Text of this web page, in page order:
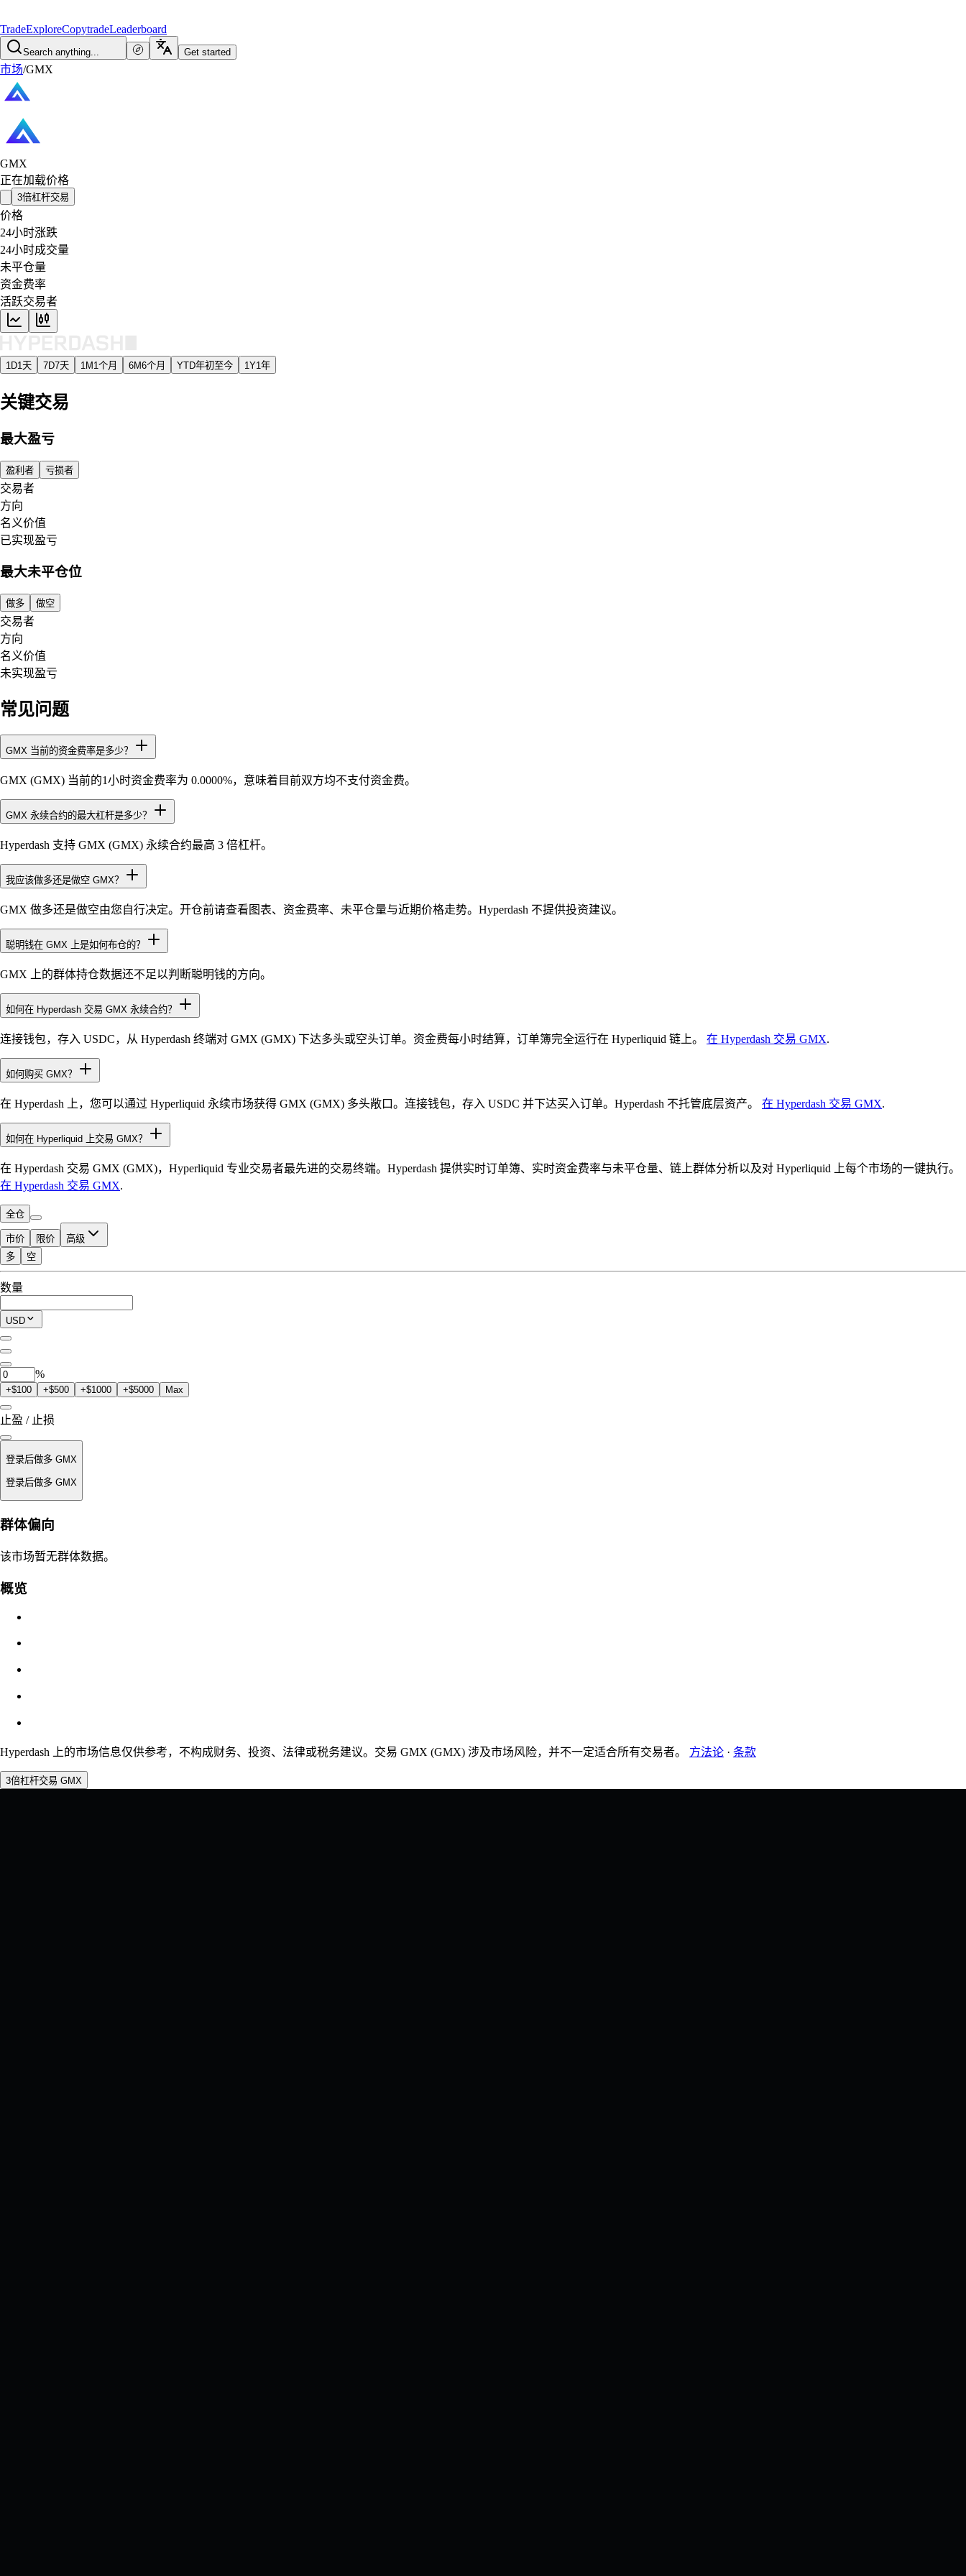
TradeExploreCopytradeLeaderboard
Search anything... Get started
市场/GMX
GMX
正在加载价格
3倍杠杆交易
价格
24小时涨跌
24小时成交量
未平仓量
资金费率
活跃交易者
1D1天 7D7天 1M 1个月 6M6个月 YTD年初至今 1Y1年
关键交易
最大盈亏
盈利者 亏损者
交易者
方向
名义价值
已实现盈亏
最大未平仓位
做多 做空
交易者
方向
名义价值
未实现盈亏
常见问题
GMX 当前的资金费率是多少？
GMX (GMX) 当前的1小时资金费率为 0.0000%，意味着目前双方均不支付资金费。
GMX 永续合约的最大杠杆是多少？
Hyperdash 支持 GMX (GMX) 永续合约最高 3 倍杠杆。
我应该做多还是做空 GMX？
GMX 做多还是做空由您自行决定。开仓前请查看图表、资金费率、未平仓量与近期价格走势。Hyperdash 不提供投资建议。
聪明钱在 GMX 上是如何布仓的？
GMX 上的群体持仓数据还不足以判断聪明钱的方向。
如何在 Hyperdash 交易 GMX 永续合约？
连接钱包，存入 USDC，从 Hyperdash 终端对 GMX (GMX) 下达多头或空头订单。资金费每小时结算，订单簿完全运行在 Hyperliquid 链上。 在 Hyperdash 交易 GMX.
如何购买 GMX？
在 Hyperdash 上，您可以通过 Hyperliquid 永续市场获得 GMX (GMX) 多头敞口。连接钱包，存入 USDC 并下达买入订单。Hyperdash 不托管底层资产。 在 Hyperdash 交易 GMX.
如何在 Hyperliquid 上交易 GMX？
在 Hyperdash 交易 GMX (GMX)，Hyperliquid 专业交易者最先进的交易终端。Hyperdash 提供实时订单簿、实时资金费率与未平仓量、链上群体分析以及对 Hyperliquid 上每个市场的一键执行。
在 Hyperdash 交易 GMX.
全仓
市价 限价 高级
可交易额度
$0.00
当前仓位
0 GMX
多 空
数量
USD
%
+$100 +$500 +$1000 +$5000 Max
止盈 / 止损
登录后做多 GMX
登录后做多 GMX
强平价
不适用
订单价值
群体偏向
该市场暂无群体数据。
概览
Hyperdash 上的市场信息仅供参考，不构成财务、投资、法律或税务建议。交易 GMX (GMX) 涉及市场风险，并不一定适合所有交易者。 方法论 · 条款
3倍杠杆交易 GMX